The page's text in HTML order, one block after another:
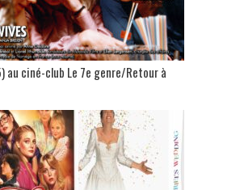
au ciné-club Le 7e genre/Retour à